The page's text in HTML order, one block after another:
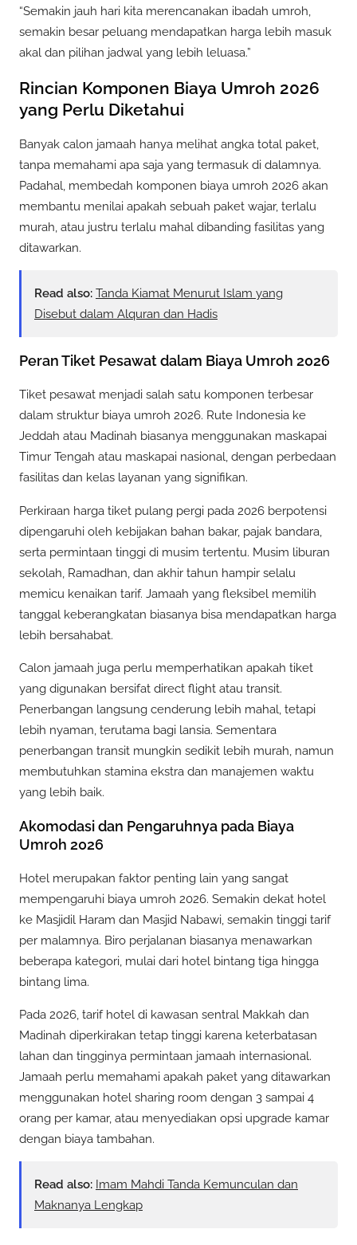
“Semakin jauh hari kita merencanakan ibadah umroh,
semakin besar peluang mendapatkan harga lebih masuk
akal dan pilihan jadwal yang lebih leluasa.”
Rincian Komponen Biaya Umroh 2026
yang Perlu Diketahui
Banyak calon jamaah hanya melihat angka total paket,
tanpa memahami apa saja yang termasuk di dalamnya.
Padahal, membedah komponen biaya umroh 2026 akan
membantu menilai apakah sebuah paket wajar, terlalu
murah, atau justru terlalu mahal dibanding fasilitas yang
ditawarkan.
Read also: Tanda Kiamat Menurut Islam yang
Disebut dalam Alquran dan Hadis
Peran Tiket Pesawat dalam Biaya Umroh 2026
Tiket pesawat menjadi salah satu komponen terbesar
dalam struktur biaya umroh 2026. Rute Indonesia ke
Jeddah atau Madinah biasanya menggunakan maskapai
Timur Tengah atau maskapai nasional, dengan perbedaan
fasilitas dan kelas layanan yang signifikan.
Perkiraan harga tiket pulang pergi pada 2026 berpotensi
dipengaruhi oleh kebijakan bahan bakar, pajak bandara,
serta permintaan tinggi di musim tertentu. Musim liburan
sekolah, Ramadhan, dan akhir tahun hampir selalu
memicu kenaikan tarif. Jamaah yang fleksibel memilih
tanggal keberangkatan biasanya bisa mendapatkan harga
lebih bersahabat.
Calon jamaah juga perlu memperhatikan apakah tiket
yang digunakan bersifat direct flight atau transit.
Penerbangan langsung cenderung lebih mahal, tetapi
lebih nyaman, terutama bagi lansia. Sementara
penerbangan transit mungkin sedikit lebih murah, namun
membutuhkan stamina ekstra dan manajemen waktu
yang lebih baik.
Akomodasi dan Pengaruhnya pada Biaya
Umroh 2026
Hotel merupakan faktor penting lain yang sangat
mempengaruhi biaya umroh 2026. Semakin dekat hotel
ke Masjidil Haram dan Masjid Nabawi, semakin tinggi tarif
per malamnya. Biro perjalanan biasanya menawarkan
beberapa kategori, mulai dari hotel bintang tiga hingga
bintang lima.
Pada 2026, tarif hotel di kawasan sentral Makkah dan
Madinah diperkirakan tetap tinggi karena keterbatasan
lahan dan tingginya permintaan jamaah internasional.
Jamaah perlu memahami apakah paket yang ditawarkan
menggunakan hotel sharing room dengan 3 sampai 4
orang per kamar, atau menyediakan opsi upgrade kamar
dengan biaya tambahan.
Read also: Imam Mahdi Tanda Kemunculan dan
Maknanya Lengkap